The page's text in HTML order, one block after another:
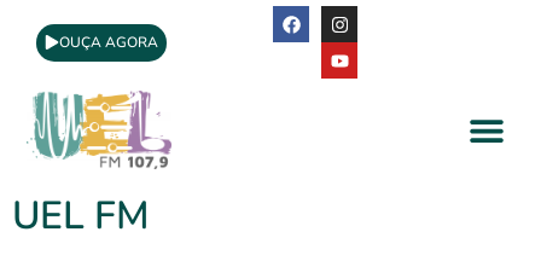
OUÇA AGORA
UEL FM